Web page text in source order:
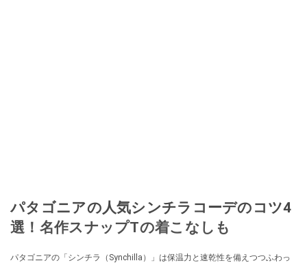
パタゴニアの人気シンチラコーデのコツ4
選！名作スナップTの着こなしも
パタゴニアの「シンチラ（Synchilla）」は保温力と速乾性を備えつつふわっ